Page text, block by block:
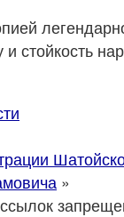
стойкость
»